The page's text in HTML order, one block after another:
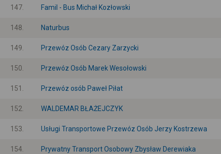
147. Famil - Bus Michał Kozłowski
148. Naturbus
149. Przewóz Osób Cezary Zarzycki
150. Przewóz Osób Marek Wesołowski
151. Przewóz osób Paweł Piłat
152. WALDEMAR BŁAŻEJCZYK
153. Usługi Transportowe Przewóz Osób Jerzy Kostrzewa
154. Prywatny Transport Osobowy Zbysław Derewiaka